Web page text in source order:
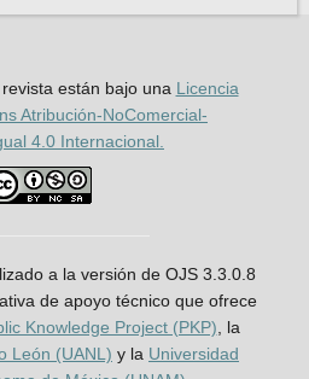
están bajo una Licencia
Atribución-NoComercial-
4.0 Internacional.
a la versión de OJS 3.3.0.8
de apoyo técnico que ofrece
Knowledge Project (PKP) , la
León (UANL) y la Universidad